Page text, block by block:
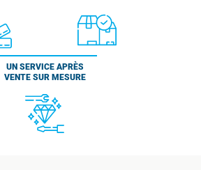
UN SERVICE APRÈS
VENTE SUR MESURE